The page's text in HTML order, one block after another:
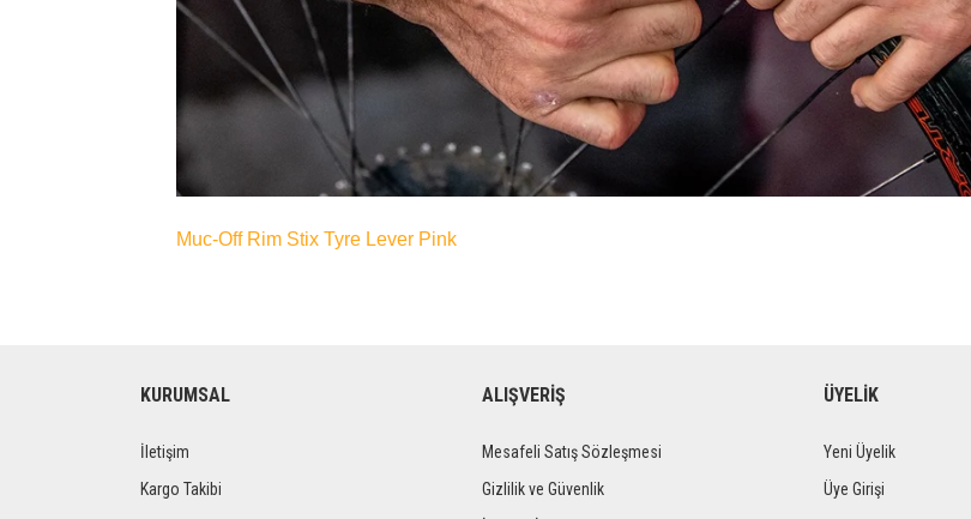
Muc-Off Rim Stix Tyre Lever Pink
KURUMSAL
İletişim
Kargo Takibi
ALIŞVERİŞ
Mesafeli Satış Sözleşmesi
Gizlilik ve Güvenlik
ÜYELİK
Yeni Üyelik
Üye Girişi